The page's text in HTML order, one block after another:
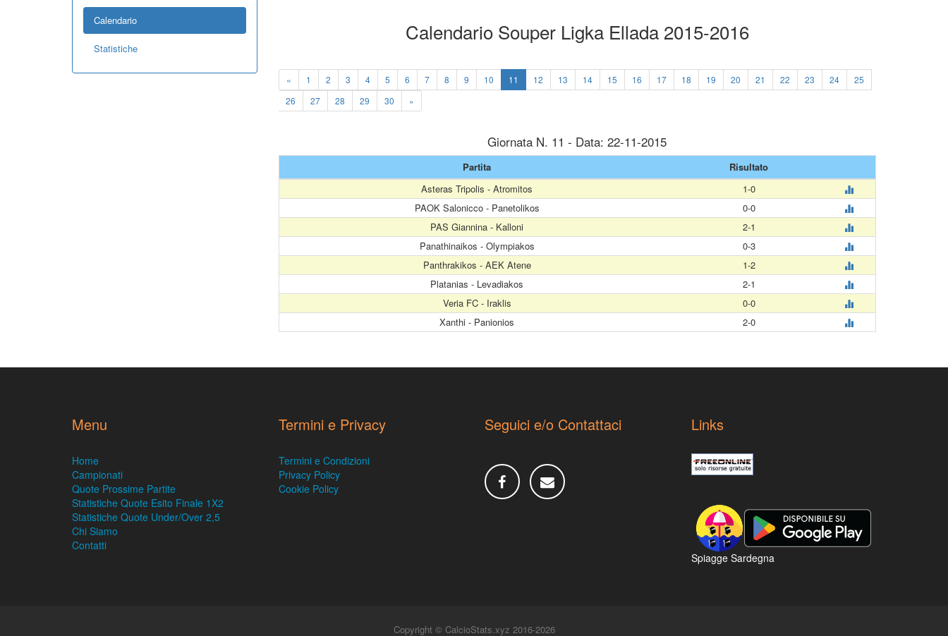
Calendario
Statistiche
Calendario Souper Ligka Ellada 2015-2016
« 1 2 3 4 5 6 7 8 9 10 11 12 13 14 15 16 17 18 19 20 21 22 23 24
25
26
27 28 29 30 »
Giornata N. 11 - Data: 22-11-2015
Partita
Risultato
Asteras Tripolis - Atromitos
1-0
PAOK Salonicco - Panetolikos
0-0
PAS Giannina - Kalloni
2-1
Panathinaikos - Olympiakos
0-3
Panthrakikos - AEK Atene
1-2
Platanias - Levadiakos
2-1
Veria FC - Iraklis
0-0
Xanthi - Panionios
2-0
Menu
Home
Campionati
Quote Prossime Partite
Statistiche Quote Esito Finale 1X2
Statistiche Quote Under/Over 2,5
Chi Siamo
Contatti
Termini e Privacy
Termini e Condizioni
Privacy Policy
Cookie Policy
Seguici e/o Contattaci Links
Spiagge Sardegna
Copyright © CalcioStats.xyz 2016-2026